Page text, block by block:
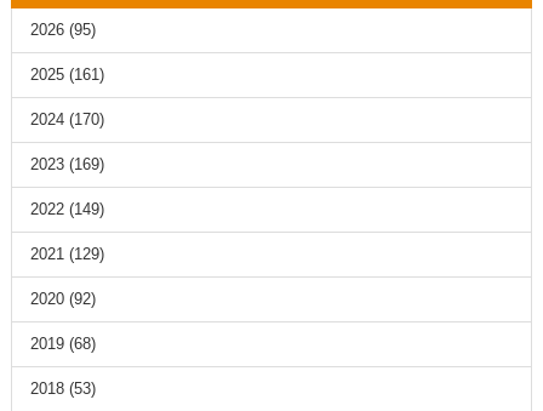
2026(95)
2025(161)
2024(170)
2023(169)
2022(149)
2021(129)
2020(92)
2019(68)
2018(53)